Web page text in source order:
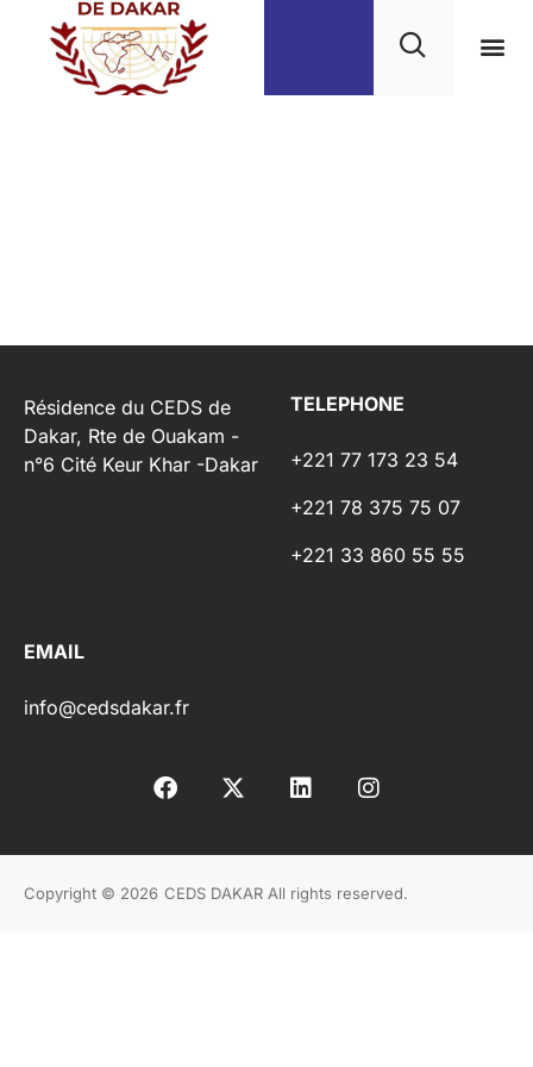
Résidence du CEDS de
Dakar, Rte de Ouakam -
n°6 Cité Keur Khar -Dakar
TELEPHONE
+221 77 173 23 54
+221 78 375 75 07
+221 33 860 55 55
EMAIL
info@cedsdakar.fr
Copyright © 2026 CEDS DAKAR All rights reserved.